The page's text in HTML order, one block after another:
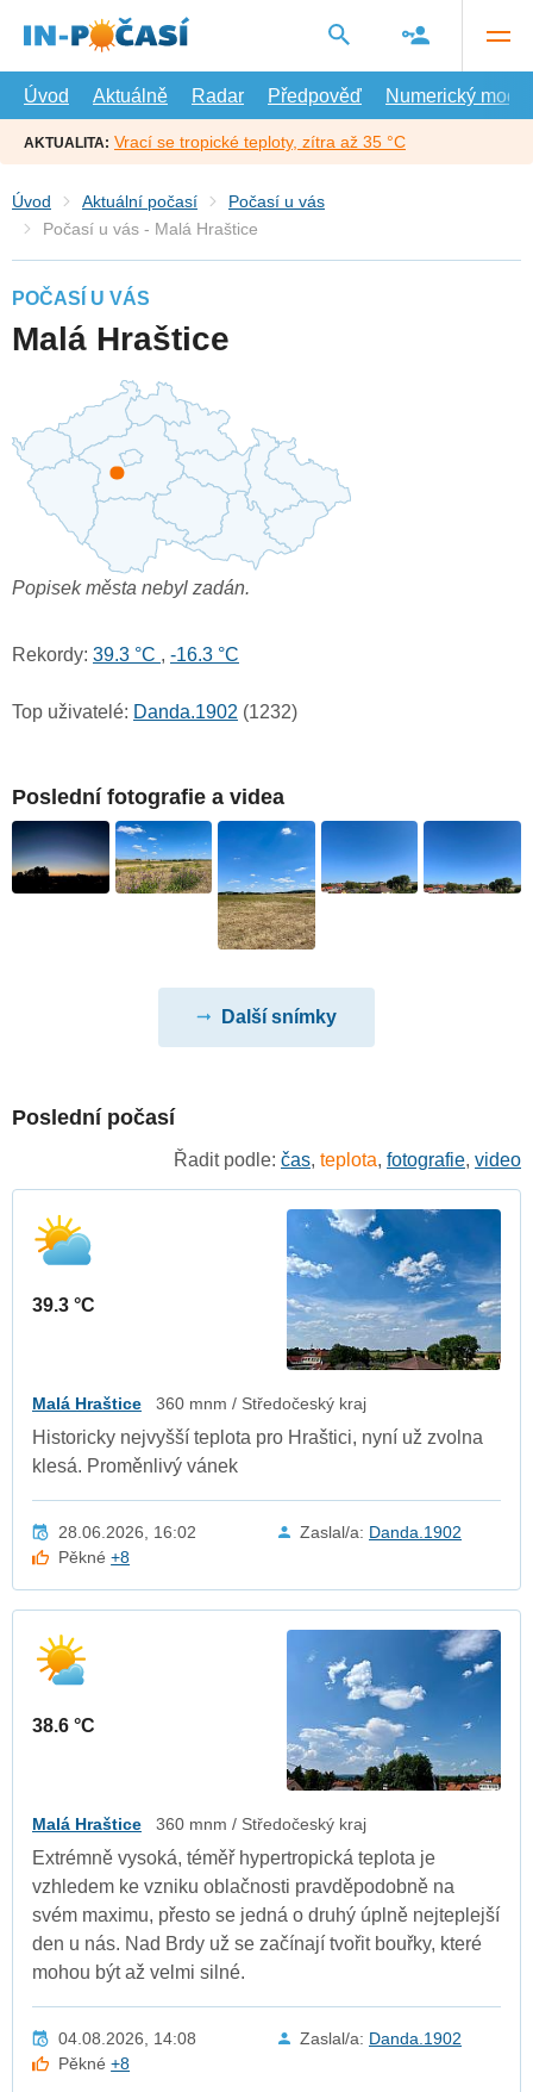
hlavní
Úvod
Aktuálně Radar Předpověď Numerický model
AKTUALITA: Vrací se tropické teploty, zítra až 35 °C
Úvod Aktuální počasí
Počasí u vás
Počasí u vás - Malá Hraštice
POČASÍ U VÁS
Malá Hraštice
Popisek města nebyl zadán.
Rekordy: 39.3 °C , -16.3 °C
Top uživatelé: Danda.1902 (1232)
Poslední fotografie a videa
Další snímky
Poslední počasí
Řadit podle: čas, teplota, fotografie, video
39.3 °C
Malá Hraštice 360 mnm / Středočeský kraj
Historicky nejvyšší teplota pro Hraštici, nyní už zvolna
klesá. Proměnlivý vánek
28.06.2026, 16:02 Zaslal/a: Danda.1902
Pěkné+8
38.6 °C
Malá Hraštice 360 mnm / Středočeský kraj
Extrémně vysoká, téměř hypertropická teplota je
vzhledem ke vzniku oblačnosti pravděpodobně na
svém maximu, přesto se jedná o druhý úplně nejteplejší
den u nás. Nad Brdy už se začínají tvořit bouřky, které
mohou být až velmi silné.
04.08.2026, 14:08 Zaslal/a: Danda.1902
Pěkné+8